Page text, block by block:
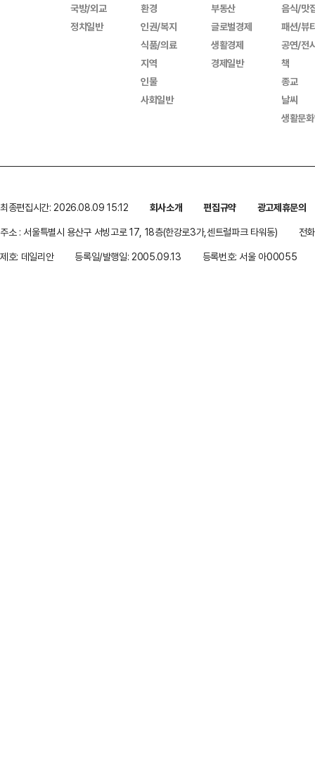
국방/외교
정치일반
환경
인권/복지
식품/의료
지역
인물
사회일반
부동산
글로벌경제
생활경제
경제일반
음식/맛
패션/뷰
공연/전
책
종교
날씨
생활문
최종편집시간: 2026.08.09 15:12 회사소개 편집규약
광고제휴문의
주소 : 서울특별시 용산구 서빙고로 17, 18층(한강로3가,센트럴파크 타워동)
전
제호: 데일리안
등록일/발행일: 2005.09.13 등록번호: 서울 아00055